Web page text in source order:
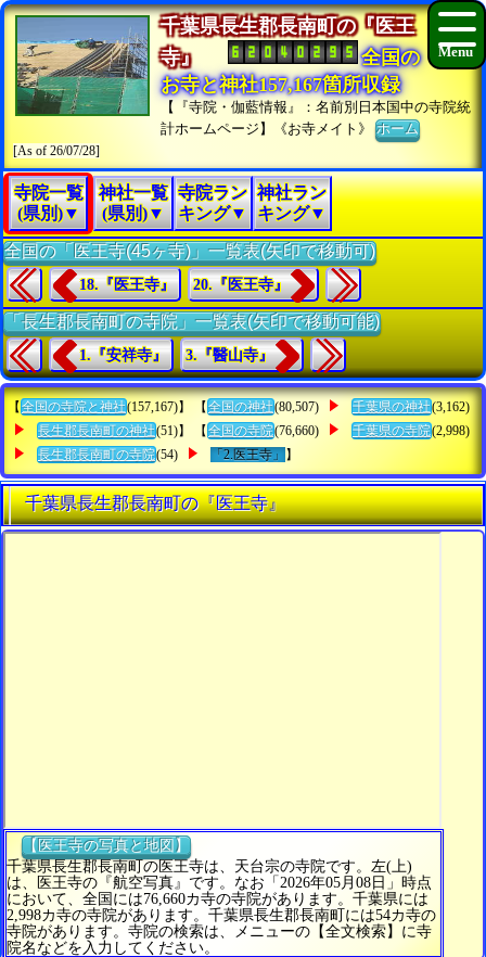
千葉県長生郡長南町の『医王
寺』
全国の
お寺と神社157,167箇所収録
【『寺院・伽藍情報』：名前別日本国中の寺院統
計ホームページ】《お寺メイト》ホーム
[As of 26/07/28]
寺院一覧
(県別)▼
神社一覧
(県別)▼
寺院ラン
キング▼
神社ラン
キング▼
全国の「医王寺(45ヶ寺)」一覧表(矢印で移動可)
18.『医王寺』 20.『医王寺』
「長生郡長南町の寺院」一覧表(矢印で移動可能)
1.『安祥寺』 3.『醫山寺』
【 全国の寺院と神社(157,167)】 【 全国の神社(80,507) 千葉県の神社(3,162)
長生郡長南町の神社(51)】 【 全国の寺院(76,660) 千葉県の寺院(2,998)
長生郡長南町の寺院(54) 「2.医王寺」 】
千葉県長生郡長南町の『医王寺』
【医王寺の写真と地図】
千葉県長生郡長南町の医王寺は、天台宗の寺院です。左(上)
は、医王寺の『航空写真』です。なお「2026年05月08日」時点
において、全国には76,660カ寺の寺院があります。千葉県には
2,998カ寺の寺院があります。千葉県長生郡長南町には54カ寺の
寺院があります。寺院の検索は、メニューの【全文検索】に寺
院名などを入力してください。